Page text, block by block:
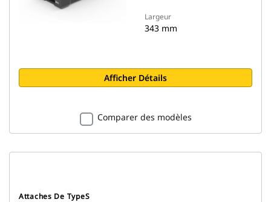
Largeur
343 mm
Afficher Détails
Comparer des modèles
Attaches De TypeS